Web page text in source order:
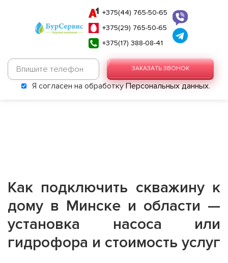
+375(44) 765-50-65
+375(29) 765-50-65
+375(17) 388-08-41
ЗАКАЗАТЬ ЗВОНОК
Я согласен на обработкуПерсональных данных.
Как подключить скважину к
дому в Минске и области —
установка насоса или
гидрофора и стоимость услуг